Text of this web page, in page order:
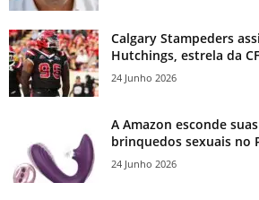
Calgary Stampeders
Hutchings, estrela da
24 Junho 2026
A Amazon esconde
brinquedos sexuais no
24 Junho 2026